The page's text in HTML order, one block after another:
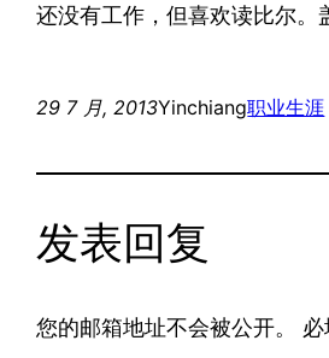
还没有工作，但喜欢读比尔。
29 7 月, 2013Yinchiang职业生涯
发表回复
您的邮箱地址不会被公开。